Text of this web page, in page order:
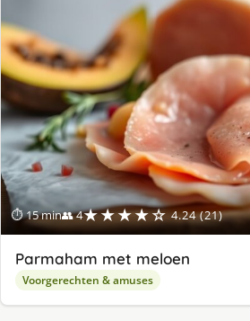
⏱ 15 min👥 4★★★★☆ 4.24 (21)
Parmaham met meloen
Voorgerechten & amuses